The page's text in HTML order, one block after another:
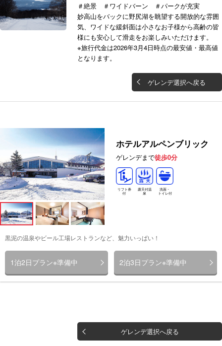
＃絶景 ＃ワイドバーン ＃パークが充実
妙高山をバックに野尻湖を眺望する開放的な雰囲
気、ワイドな緩斜面は小さなお子様から高齢の皆
様にも安心して滑走をお楽しみいただけます。
※旅行代金は2026年3月4日時点の最安値・最高値
となります。
ゲレンデ選択へ戻る
ホテルアルペンブリック
ゲレンデまで徒歩0分
リフト券
付
露天付温
泉
洗面・
トイレ付
黒泥の温泉やビール工場レストランなど、魅力いっぱい！
1泊2日プラン※準備中 2泊3日プラン※準備中
ゲレンデ選択へ戻る